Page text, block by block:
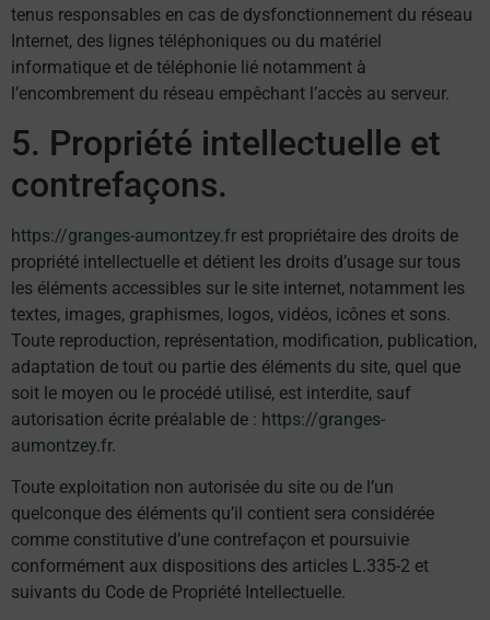
tenus responsables en cas de dysfonctionnement du réseau
Internet, des lignes téléphoniques ou du matériel
informatique et de téléphonie lié notamment à
l’encombrement du réseau empêchant l’accès au serveur.
5. Propriété intellectuelle et
contrefaçons.
https://granges-aumontzey.fr est propriétaire des droits de
propriété intellectuelle et détient les droits d’usage sur tous
les éléments accessibles sur le site internet, notamment les
textes, images, graphismes, logos, vidéos, icônes et sons.
Toute reproduction, représentation, modification, publication,
adaptation de tout ou partie des éléments du site, quel que
soit le moyen ou le procédé utilisé, est interdite, sauf
autorisation écrite préalable de : https://granges-
aumontzey.fr.
Toute exploitation non autorisée du site ou de l’un
quelconque des éléments qu’il contient sera considérée
comme constitutive d’une contrefaçon et poursuivie
conformément aux dispositions des articles L.335-2 et
suivants du Code de Propriété Intellectuelle.